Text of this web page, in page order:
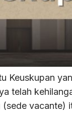
Keuskupan
telah
vacante)